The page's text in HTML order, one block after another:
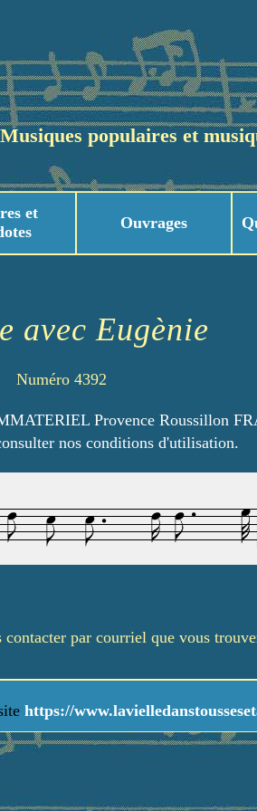
Musiques populaires et
et
Ouvrages
avec Eugènie
Numéro 4392
Provence Roussillon
nos conditions d'utilisation.
par courriel que vous
https://